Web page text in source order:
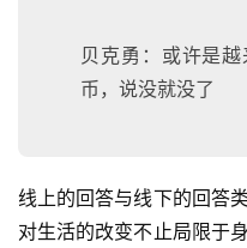
贝克勇：或许是
币，说没就没了
线上的回答与线下的回答
对生活的改变不止局限于